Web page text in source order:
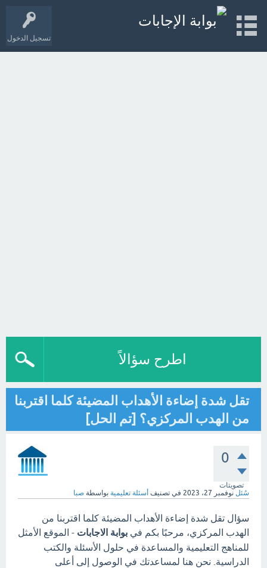
تسجيل الدخول
اطرح سؤالاً
تقل شدة إضاءة الأهداب المضيئة كلما اقتربنا
من الهدب المركزي؟ [تم الحل]
0
تصويتات
سُئل نوفمبر 27، 2023 في تصنيف أسئلة تعليمية بواسطة صبا
سؤال تقل شدة إضاءة الأهداب المضيئة كلما اقتربنا من
الهدب المركزي، مرحبًا بكم في بوابة الاجابات - الموقع الأمثل
للمناهج التعليمية والمساعدة في حلول الأسئلة والكتب
الدراسية. نحن هنا لمساعدتك في الوصول إلى أعلى